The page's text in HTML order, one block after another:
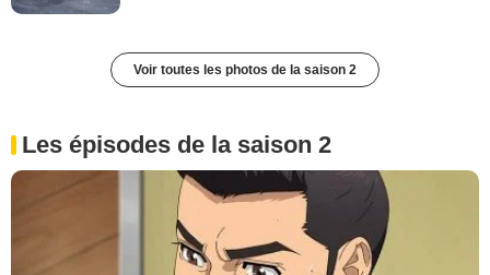
Voir toutes les photos de la saison 2
Les épisodes de la saison 2